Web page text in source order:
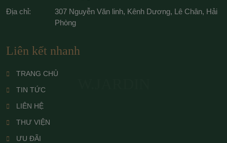
Địa chỉ:
307 Nguyễn Văn linh, Kênh Dương, Lê Chân, Hải
Phòng
Liên kết nhanh
TRANG CHỦ
TIN TỨC
LIÊN HỆ
THƯ VIỆN
ƯU ĐÃI